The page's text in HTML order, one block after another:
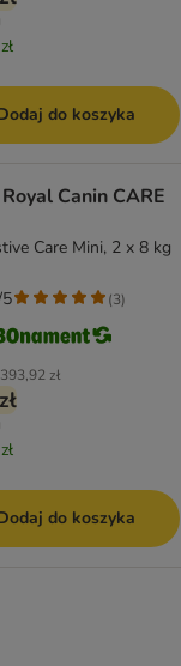
do koszyka
Canin CARE
Care Mini, 2 x 8 kg
393,92 zł
(3)
do koszyka